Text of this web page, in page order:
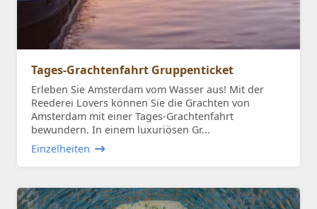
Tages-Grachtenfahrt Gruppenticket
Erleben Sie Amsterdam vom Wasser aus! Mit der
Reederei Lovers können Sie die Grachten von
Amsterdam mit einer Tages-Grachtenfahrt
bewundern. In einem luxuriösen Gr...
Einzelheiten